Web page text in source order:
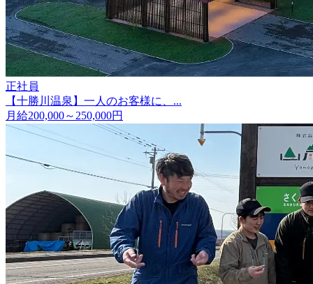
正社員
【十勝川温泉】一人のお客様に、...
月給200,000～250,000円